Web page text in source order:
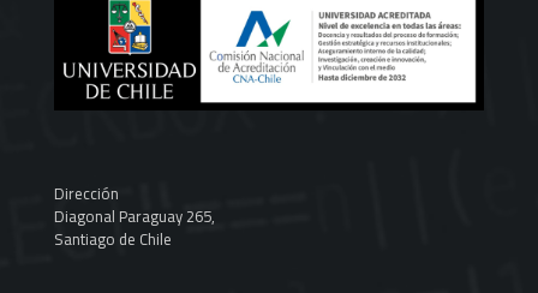
Dirección
Diagonal Paraguay 265,
Santiago de Chile